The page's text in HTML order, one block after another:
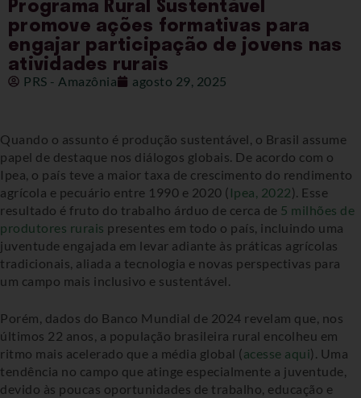
Programa Rural Sustentável
promove ações formativas para
engajar participação de jovens nas
atividades rurais
PRS - Amazônia agosto 29, 2025
Quando o assunto é produção sustentável, o Brasil assume
papel de destaque nos diálogos globais. De acordo com o
Ipea, o país teve a maior taxa de crescimento do rendimento
agrícola e pecuário entre 1990 e 2020 ( Ipea, 2022). Esse
resultado é fruto do trabalho árduo de cerca de 5 milhões de
produtores rurais presentes em todo o país, incluindo uma
juventude engajada em levar adiante às práticas agrícolas
tradicionais, aliada a tecnologia e novas perspectivas para
um campo mais inclusivo e sustentável.
Porém, dados do Banco Mundial de 2024 revelam que, nos
últimos 22 anos, a população brasileira rural encolheu em
ritmo mais acelerado que a média global (acesse aqui). Uma
tendência no campo que atinge especialmente a juventude,
devido às poucas oportunidades de trabalho, educação e